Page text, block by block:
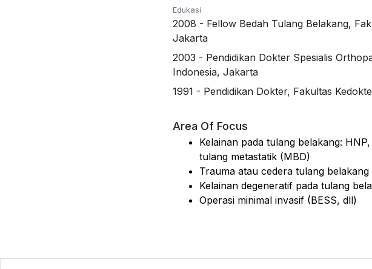
Edukasi
2008 - Fellow Bedah Tulang Belakang,
Jakarta
2003 - Pendidikan Dokter Spesialis
Indonesia, Jakarta
1991 - Pendidikan Dokter, Fakultas
Area Of Focus
Kelainan pada tulang belakang:
tulang metastatik (MBD)
Trauma atau cedera tulang belakang
Kelainan degeneratif pada tulang
Operasi minimal invasif (BESS, dll)